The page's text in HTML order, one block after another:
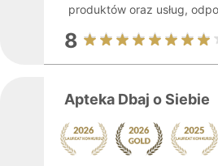
produktów oraz usług,
8
Apteka Dbaj o Siebie